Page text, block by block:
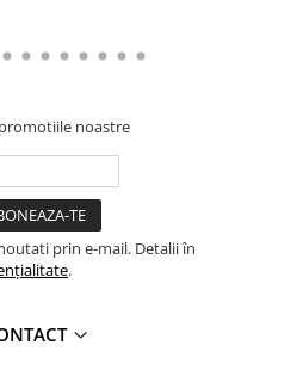
noastre
prin e-mail. Detalii în
.